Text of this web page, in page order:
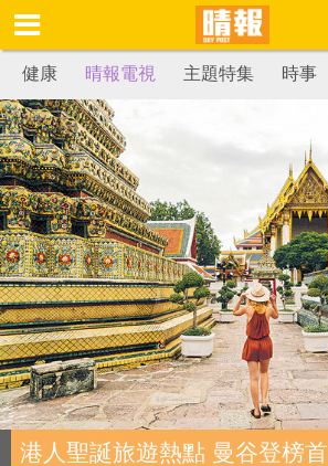
健康 晴報電視 主題特集 時事
港人聖誕旅遊熱點 曼谷登榜首